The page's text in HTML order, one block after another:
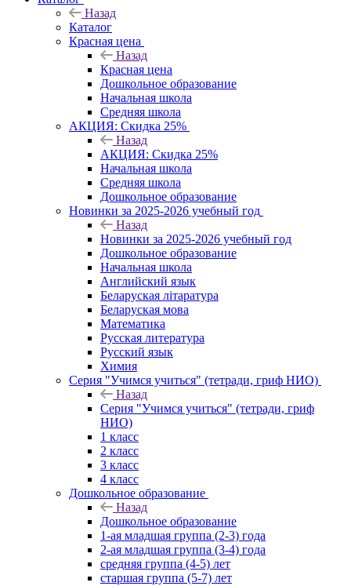
Назад
Каталог
Красная цена
Назад
Красная цена
Дошкольное образование
Начальная школа
Средняя школа
АКЦИЯ: Скидка 25%
Назад
АКЦИЯ: Скидка 25%
Начальная школа
Средняя школа
Дошкольное образование
Новинки за 2025-2026 учебный год
Назад
Новинки за 2025-2026 учебный год
Дошкольное образование
Начальная школа
Английский язык
Беларуская літаратура
Беларуская мова
Математика
Русская литература
Русский язык
Химия
Серия "Учимся учиться" (тетради, гриф НИО)
Назад
Серия "Учимся учиться" (тетради, гриф
НИО)
1 класс
2 класс
3 класс
4 класс
Дошкольное образование
Назад
Дошкольное образование
1-ая младшая группа (2-3) года
2-ая младшая группа (3-4) года
средняя группа (4-5) лет
старшая группа (5-7) лет